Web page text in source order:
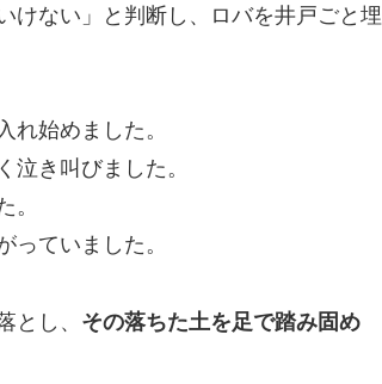
けない」と判断し、ロバを井戸ごと埋
れ始めました。
泣き叫びました。
。
っていました。
とし、 その落ちた土を足で踏み固め